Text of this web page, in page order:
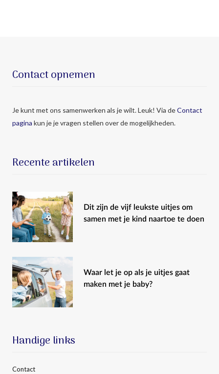
Contact opnemen
Je kunt met ons samenwerken als je wilt. Leuk! Via deContact
pagina kun je je vragen stellen over de mogelijkheden.
Recente artikelen
Dit zijn de vijf leukste uitjes om
samen met je kind naartoe te doen
Waar let je op als je uitjes gaat
maken met je baby?
Handige links
Contact